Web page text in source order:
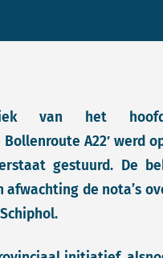
van het
A22′ werd
gestuurd. De
de nota’s